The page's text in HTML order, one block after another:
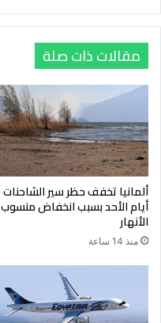
مقالات ذات صلة
ألمانيا تخفف حظر سير الشاحنات
أيام الأحد بسبب انخفاض منسوب
الأنهار
منذ 14 ساعة